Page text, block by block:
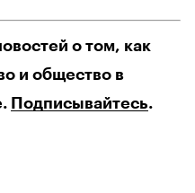
о том, как
и общество в
Подписывайтесь.